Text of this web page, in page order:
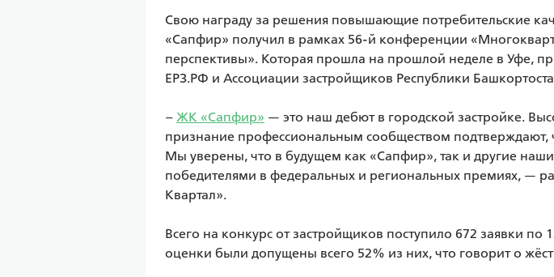
Свою награду за решения повышающие потребительские
«Сапфир» получил в рамках 56-й конференции
перспективы». Которая прошла на прошлой неделе в Уфе,
ЕРЗ.РФ и Ассоциации застройщиков Республики
– ЖК «Сапфир» — это наш дебют в городской застройке.
признание профессиональным сообществом
Мы уверены, что в будущем как «Сапфир», так и другие
победителями в федеральных и региональных премиях, —
Квартал».
Всего на конкурс от застройщиков поступило 672 заявки
оценки были допущены всего 52% из них, что говорит о